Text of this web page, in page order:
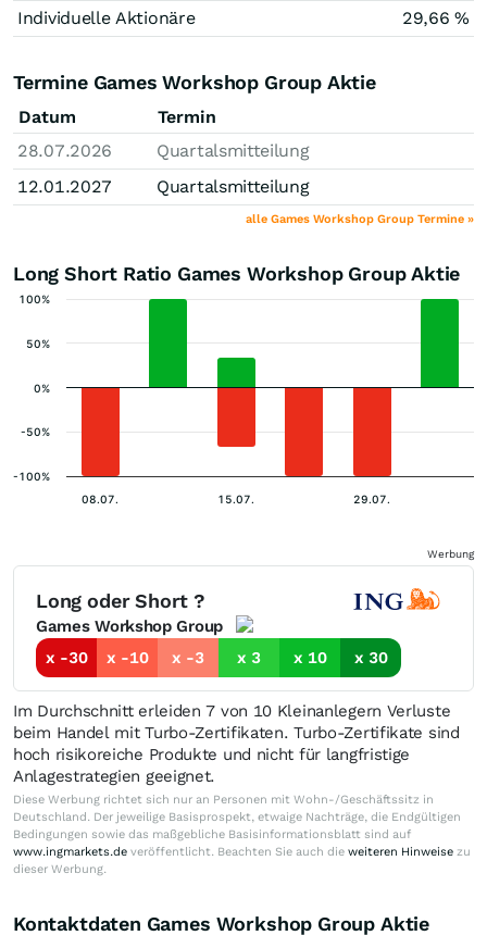
Individuelle Aktionäre
29,66 %
Termine Games Workshop Group Aktie
Datum
Termin
28.07.2026
Quartalsmitteilung
12.01.2027
Quartalsmitteilung
alle Games Workshop Group Termine »
Long Short Ratio Games Workshop Group Aktie
08.07. 15.07. 29.07.
-100%
-50%
0%
50%
100%
Werbung
Long oder Short ?
Games Workshop Group
x -30
x -10 x -3 x 3 x 10 x 30
Im Durchschnitt erleiden 7 von 10 Kleinanlegern Verluste
beim Handel mit Turbo-Zertifikaten. Turbo-Zertifikate sind
hoch risikoreiche Produkte und nicht für langfristige
Anlagestrategien geeignet.
Diese Werbung richtet sich nur an Personen mit Wohn-/Geschäftssitz in
Deutschland. Der jeweilige Basisprospekt, etwaige Nachträge, die Endgültigen
Bedingungen sowie das maßgebliche Basisinformationsblatt sind auf
www.ingmarkets.de veröffentlicht. Beachten Sie auch die weiteren Hinweise zu
dieser Werbung.
Kontaktdaten Games Workshop Group Aktie